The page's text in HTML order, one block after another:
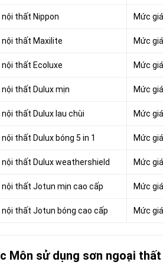
thất Nippon Mức
nội thất Maxilite Mức
thất Ecoluxe Mức
thất Dulux mịn Mức
thất Dulux lau chùi Mức
thất Dulux bóng 5 in 1 Mức
thất Dulux weathershield Mức
nội thất Jotun mịn cao cấp Mức
thất Jotun bóng cao cấp Mức
Môn sử dụng sơn ngoại